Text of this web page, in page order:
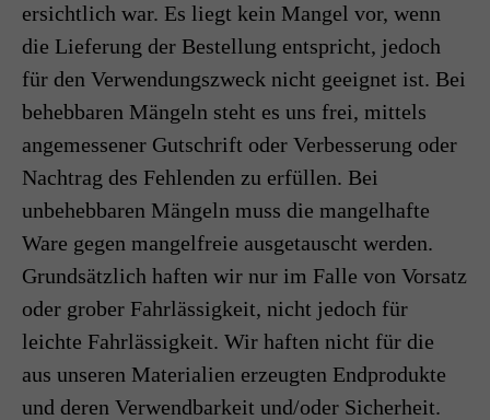
ersichtlich war. Es liegt kein Mangel vor, wenn
die Lieferung der Bestellung entspricht, jedoch
für den Verwendungszweck nicht geeignet ist. Bei
behebbaren Mängeln steht es uns frei, mittels
angemessener Gutschrift oder Verbesserung oder
Nachtrag des Fehlenden zu erfüllen. Bei
unbehebbaren Mängeln muss die mangelhafte
Ware gegen mangelfreie ausgetauscht werden.
Grundsätzlich haften wir nur im Falle von Vorsatz
oder grober Fahrlässigkeit, nicht jedoch für
leichte Fahrlässigkeit. Wir haften nicht für die
aus unseren Materialien erzeugten Endprodukte
und deren Verwendbarkeit und/oder Sicherheit.